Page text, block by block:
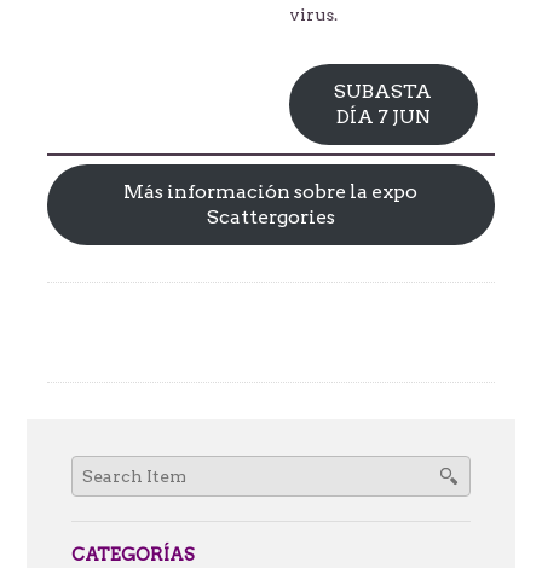
virus.
SUBASTA
DÍA 7 JUN
Más información sobre la expo
Scattergories
Search
for:
CATEGORÍAS